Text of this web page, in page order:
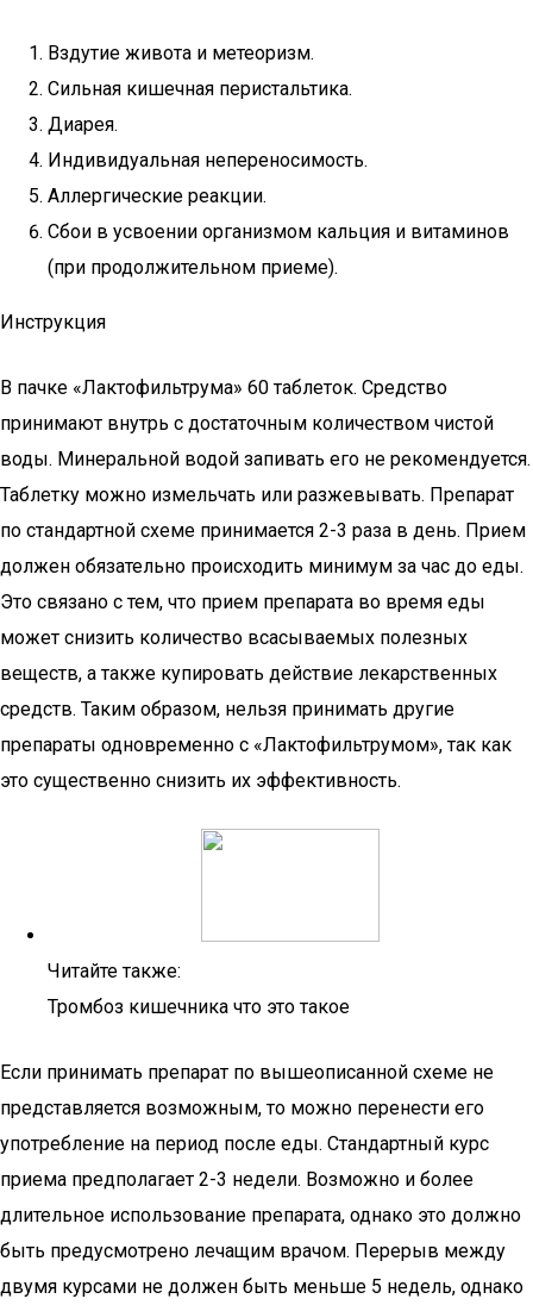
Вздутие живота и метеоризм.
Сильная кишечная перистальтика.
Диарея.
Индивидуальная непереносимость.
Аллергические реакции.
Сбои в усвоении организмом кальция и витаминов
(при продолжительном приеме).
Инструкция
В пачке «Лактофильтрума» 60 таблеток. Средство
принимают внутрь с достаточным количеством чистой
воды. Минеральной водой запивать его не рекомендуется.
Таблетку можно измельчать или разжевывать. Препарат
по стандартной схеме принимается 2-3 раза в день. Прием
должен обязательно происходить минимум за час до еды.
Это связано с тем, что прием препарата во время еды
может снизить количество всасываемых полезных
веществ, а также купировать действие лекарственных
средств. Таким образом, нельзя принимать другие
препараты одновременно с «Лактофильтрумом», так как
это существенно снизить их эффективность.
Читайте также:
Тромбоз кишечника что это такое
Если принимать препарат по вышеописанной схеме не
представляется возможным, то можно перенести его
употребление на период после еды. Стандартный курс
приема предполагает 2-3 недели. Возможно и более
длительное использование препарата, однако это должно
быть предусмотрено лечащим врачом. Перерыв между
двумя курсами не должен быть меньше 5 недель, однако